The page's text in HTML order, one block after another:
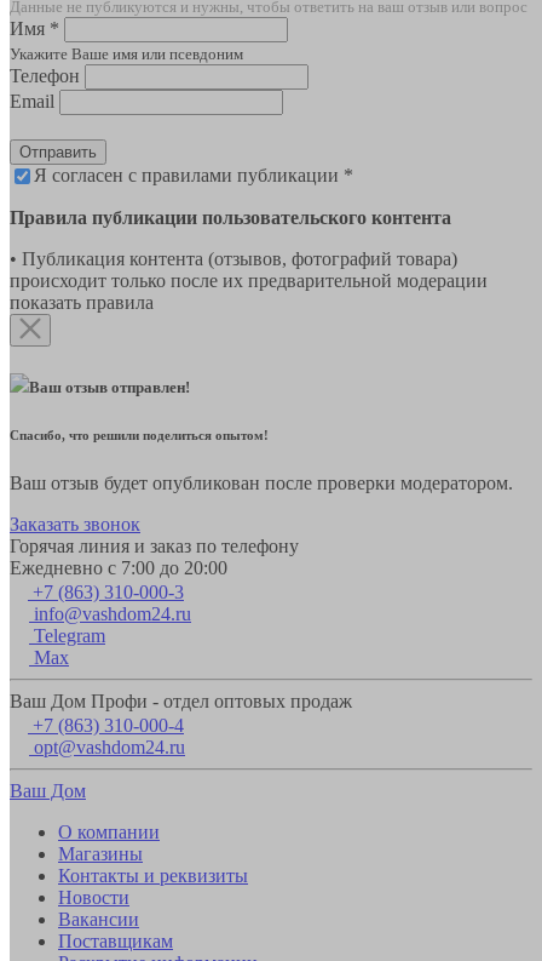
Данные не публикуются и нужны, чтобы ответить на ваш отзыв или вопрос
Имя *
Укажите Ваше имя или псевдоним
Телефон
Email
Отправить
Я согласен с правилами публикации *
Правила публикации пользовательского контента
• Публикация контента (отзывов, фотографий товара)
происходит только после их предварительной модерации
показать правила
Ваш отзыв отправлен!
Спасибо, что решили поделиться опытом!
Ваш отзыв будет опубликован после проверки модератором.
Заказать звонок
Горячая линия и заказ по телефону
Ежедневно с 7:00 до 20:00
+7 (863) 310-000-3
info@vashdom24.ru
Telegram
Max
Ваш Дом Профи - отдел оптовых продаж
+7 (863) 310-000-4
opt@vashdom24.ru
Ваш Дом
О компании
Магазины
Контакты и реквизиты
Новости
Вакансии
Поставщикам